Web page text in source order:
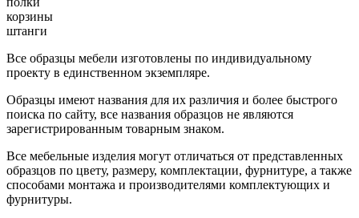
корзины
штанги
Все образцы мебели изготовлены по индивидуальному
проекту в единственном экземпляре.
Образцы имеют названия для их различия и более быстрого
поиска по сайту, все названия образцов не являются
зарегистрированным товарным знаком.
Все мебельные изделия могут отличаться от представленных
образцов по цвету, размеру, комплектации, фурнитуре, а также
способами монтажа и производителями комплектующих и
фурнитуры.